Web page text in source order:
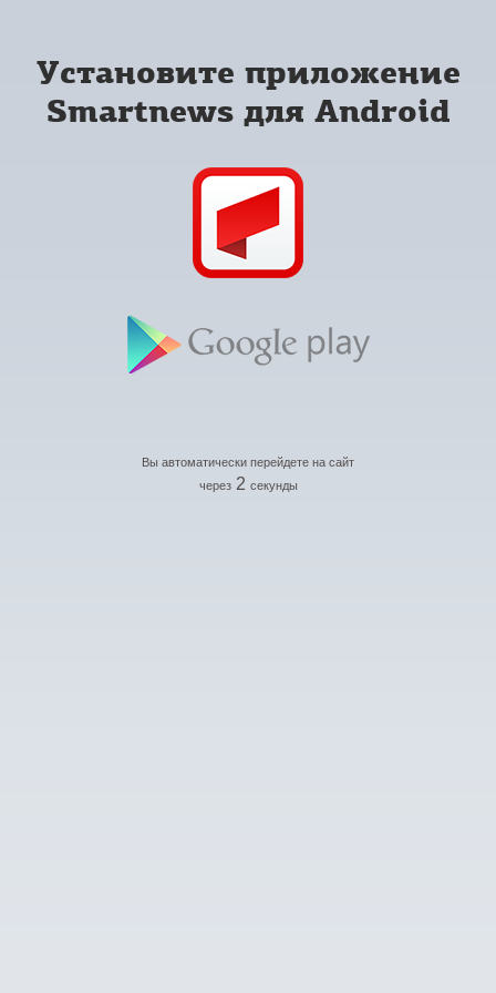
Установите приложение
Smartnews для Android
Вы автоматически перейдете на сайт
через 2 секунды